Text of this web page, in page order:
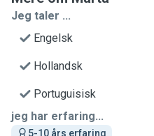
Jeg taler ...
Engelsk
Hollandsk
Portuguisisk
jeg har erfaring...
5-10 års erfaring